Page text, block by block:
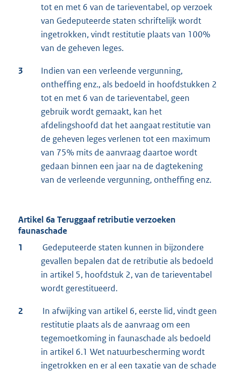
tot en met 6 van de tarieventabel, op verzoek
van Gedeputeerde staten schriftelijk wordt
ingetrokken, vindt restitutie plaats van 100%
van de geheven leges.
3
Indien van een verleende vergunning,
ontheffing enz., als bedoeld in hoofdstukken 2
tot en met 6 van de tarieventabel, geen
gebruik wordt gemaakt, kan het
afdelingshoofd dat het aangaat restitutie van
de geheven leges verlenen tot een maximum
van 75% mits de aanvraag daartoe wordt
gedaan binnen een jaar na de dagtekening
van de verleende vergunning, ontheffing enz.
Artikel 6a Teruggaaf retributie verzoeken
faunaschade
1
Gedeputeerde staten kunnen in bijzondere
gevallen bepalen dat de retributie als bedoeld
in artikel 5, hoofdstuk 2, van de tarieventabel
wordt gerestitueerd.
2
In afwijking van artikel 6, eerste lid, vindt geen
restitutie plaats als de aanvraag om een
tegemoetkoming in faunaschade als bedoeld
in artikel 6.1 Wet natuurbescherming wordt
ingetrokken en er al een taxatie van de schade